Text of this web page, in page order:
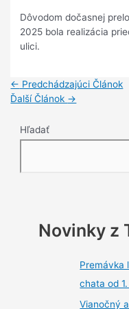
Dôvodom dočasnej
2025 bola realizácia
ulici.
Navigácia
v
← Predchádzajúci Článok
Ďalší Článok →
Hľadať
Novinky z
Premávka
chata od
Vianočný